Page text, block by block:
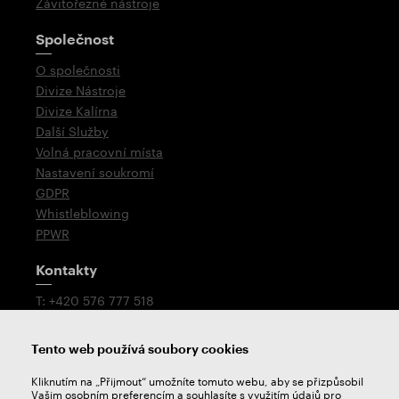
Závitořezné nástroje
Společnost
O společnosti
Divize Nástroje
Divize Kalírna
Další Služby
Volná pracovní místa
Nastavení soukromí
GDPR
Whistleblowing
PPWR
Kontakty
T: +420 576 777 518
Technologická podpora
Petr Mikulášek
Tento web používá soubory cookies
Kliknutím na „Přijmout“ umožníte tomuto webu, aby se přizpůsobil
Vašim osobním preferencím a souhlasíte s využitím údajů pro